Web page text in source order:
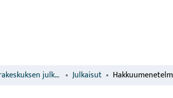
Luonnonvarakeskuksen julkaisut Julkaisut